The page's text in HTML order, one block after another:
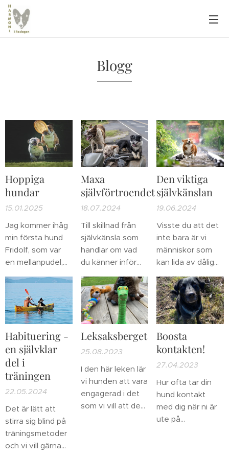
Blogg
Hoppiga
hundar
15.01.2025
Jag kommer ihåg
min första hund
Fridolf, som var
en mellanpudel,
och var som en
liten känguru när
han var ung. Han
var en glad kille
som gärna
uttryckte sina
känslor genom
att hoppa. Jag
minns att han var
lite extra glad när
vi skulle gå ut på
promenad och
studsade runt i
hallen. Vid ett
tillfälle skallade
Maxa
självförtroendet
18.07.2024
Till skillnad från
självkänsla som
handlar om vad
du känner inför
dig själv, så
handlar
självförtroende
om att jag vet att
jag kan/är riktigt
bra på något. En
hund kan, precis
självförtroende
men en dålig
självkänsla. Tex
kan hunden vara
Den viktiga
självkänslan
19.06.2024
Visste du att det
inte bara är vi
människor som
kan lida av dålig
självkänsla utan
även våra djur?
Och i det här
fallet tänker jag
främst på hundar.
Ibland kan faktiskt
problembeteenden
vara ett resultat
en dålig
självkänsla.
Habituering -
en självklar
del i
träningen
22.05.2024
Det är lätt att
stirra sig blind på
träningsmetoder
och vi vill gärna
Leksaksberget
25.08.2023
I den här leken lär
vi hunden att vara
engagerad i det
som vi vill att den
Boosta
kontakten!
27.04.2023
Hur ofta tar din
hund kontakt
med dig när ni är
ute på